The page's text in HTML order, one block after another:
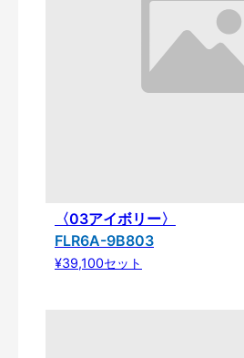
〈03アイボリー〉
FLR6A-9B803
¥39,100セット